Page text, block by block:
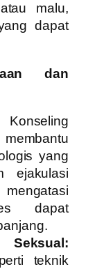
malu,
dapat
dan
yang
ejakulasi
dapat
teknik